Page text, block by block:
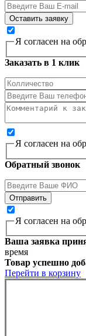
Я согласен на
Заказать в 1 клик
Я согласен на
Обратный звонок
Я согласен на
Ваша заявка
время
Товар успешно
Перейти в корзину